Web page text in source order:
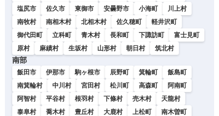
塩尻市
佐久市 東御市 安曇野市 小海町
川上村
南牧村
南相木村 北相木村 佐久穂町
軽井沢町
御代田町
立科町 青木村 長和町 下諏訪町
富士見町
原村
麻績村 生坂村 山形村 朝日村 筑北村
南部
飯田市 伊那市 駒ヶ根市 辰野町 箕輪町
飯島町
南箕輪村
中川村 宮田村 松川町 高森町
阿南町
阿智村
平谷村 根羽村 下條村 売木村
天龍村
泰阜村
喬木村 豊丘村 大鹿村 上松町
南木曽町